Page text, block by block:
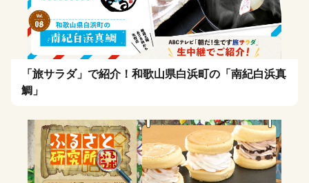
「旅サラダ」で紹介！和歌山県白浜町の「南紀白浜真
鯛」